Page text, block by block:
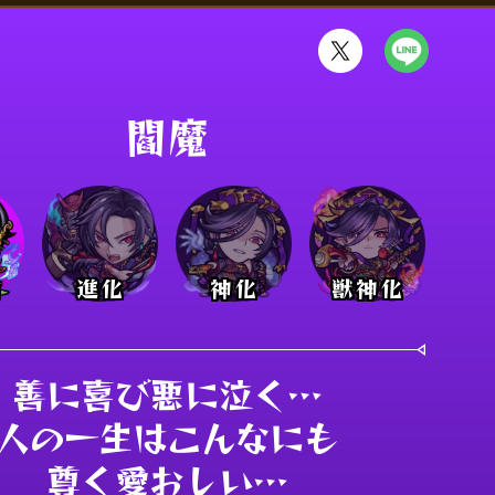
閻魔
進化 神化 獣神化
善に喜び悪に泣く…
の一生はこんなにも
尊く愛おしい…